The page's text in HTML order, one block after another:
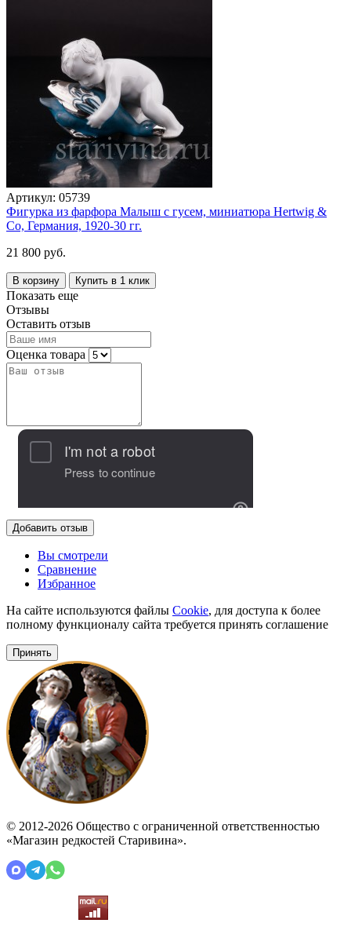
Артикул: 05739
Фигурка из фарфора Малыш с гусем, миниатюра Hertwig &
Co, Германия, 1920-30 гг.
21 800 руб.
В корзину Купить в 1 клик
Показать еще
Отзывы
Оставить отзыв
Оценка товара
Добавить отзыв
Вы смотрели
Сравнение
Избранное
На сайте используются файлы Cookie, для доступа к более
полному функционалу сайта требуется принять соглашение
Принять
© 2012-2026 Общество с ограниченной ответственностью
«Магазин редкостей Старивина».